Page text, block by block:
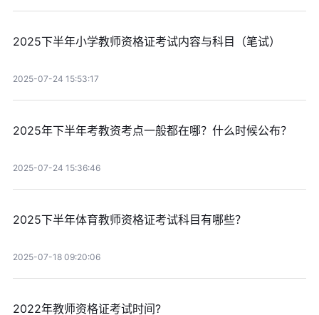
2025下半年小学教师资格证考试内容与科目（笔试）
2025-07-24 15:53:17
2025年下半年考教资考点一般都在哪？什么时候公布？
2025-07-24 15:36:46
2025下半年体育教师资格证考试科目有哪些？
2025-07-18 09:20:06
2022年教师资格证考试时间?